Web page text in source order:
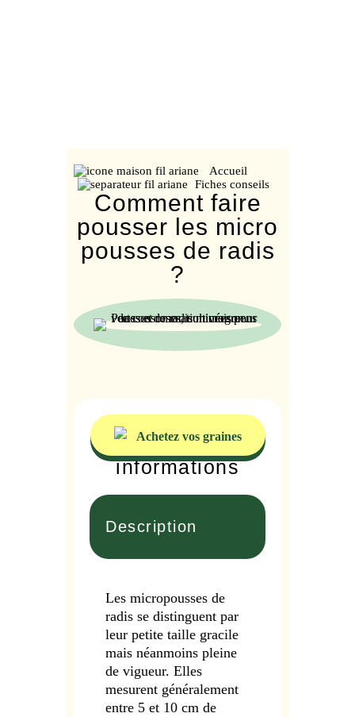
Accueil
Fiches conseils
Comment faire
pousser les micro
pousses de radis
?
informations
Achetez vos graines
Description
Les micropousses de
radis se distinguent par
leur petite taille gracile
mais néanmoins pleine
de vigueur. Elles
mesurent généralement
entre 5 et 10 cm de